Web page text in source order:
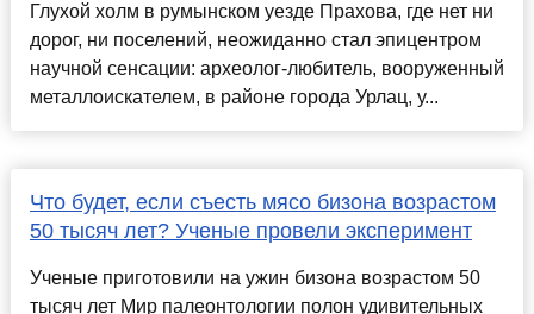
Глухой холм в румынском уезде Прахова, где нет ни
дорог, ни поселений, неожиданно стал эпицентром
научной сенсации: археолог-любитель, вооруженный
металлоискателем, в районе города Урлац, у...
Что будет, если съесть мясо бизона возрастом
50 тысяч лет? Ученые провели эксперимент
Ученые приготовили на ужин бизона возрастом 50
тысяч лет Мир палеонтологии полон удивительных